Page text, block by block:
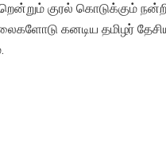
குரல் கொடுக்கும்
கனடிய தமிழர்